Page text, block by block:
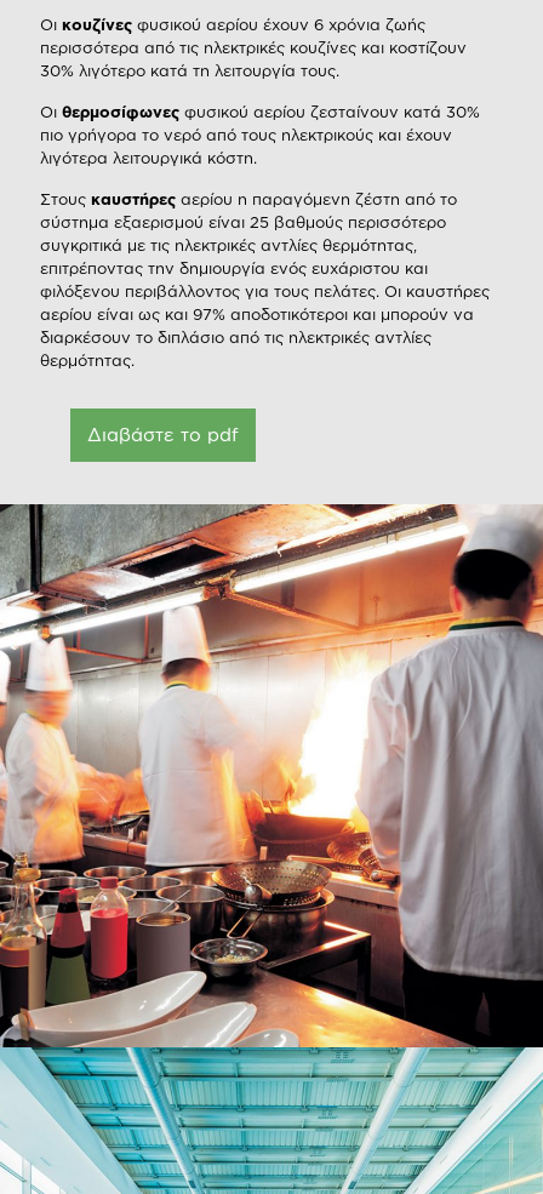
Οι κουζίνες φυσικού αερίου έχουν 6 χρόνια ζωής
περισσότερα από τις ηλεκτρικές κουζίνες και κοστίζουν
30% λιγότερο κατά τη λειτουργία τους.
Οι θερμοσίφωνες φυσικού αερίου ζεσταίνουν κατά 30%
πιο γρήγορα το νερό από τους ηλεκτρικούς και έχουν
λιγότερα λειτουργικά κόστη.
Στους καυστήρες αερίου η παραγόμενη ζέστη από το
σύστημα εξαερισμού είναι 25 βαθμούς περισσότερο
συγκριτικά με τις ηλεκτρικές αντλίες θερμότητας,
επιτρέποντας την δημιουργία ενός ευχάριστου και
φιλόξενου περιβάλλοντος για τους πελάτες. Οι καυστήρες
αερίου είναι ως και 97% αποδοτικότεροι και μπορούν να
διαρκέσουν το διπλάσιο από τις ηλεκτρικές αντλίες
θερμότητας.
Διαβάστε το pdf